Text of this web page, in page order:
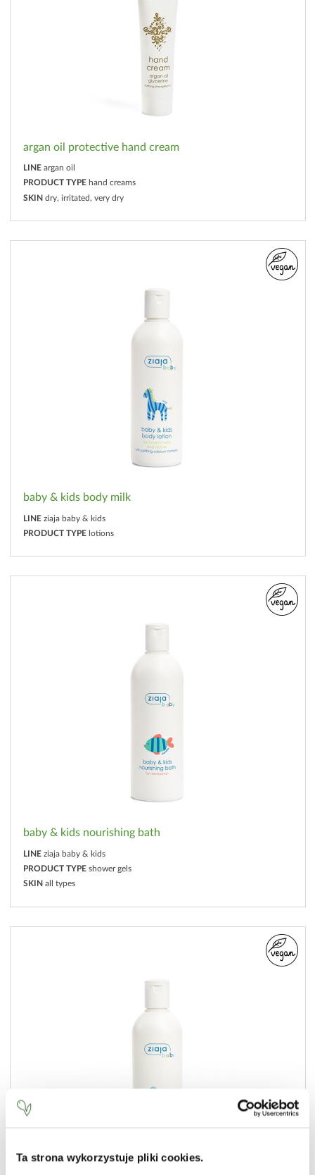
Ta strona wykorzystuje pliki cookies.
argan oil protective hand cream
LINE argan oil
PRODUCT TYPE hand creams
SKIN dry, irritated, very dry
baby & kids body milk
LINE ziaja baby & kids
PRODUCT TYPE lotions
baby & kids nourishing bath
LINE ziaja baby & kids
PRODUCT TYPE shower gels
SKIN all types